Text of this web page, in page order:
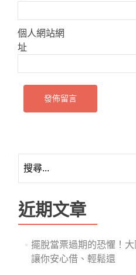
個人網站網
址
尋
鍵
字:
近期文章
擺脫當票過期的恐懼！
讓你安心借、輕鬆還